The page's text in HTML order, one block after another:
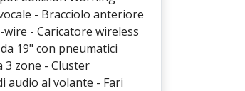
- Bracciolo anteriore
- Caricatore wireless
19" con pneumatici
3 zone - Cluster
audio al volante - Fari